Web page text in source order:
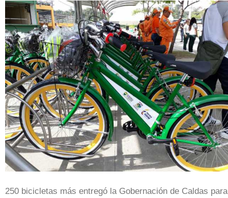
250 bicicletas más entregó la Gobernación de Caldas para